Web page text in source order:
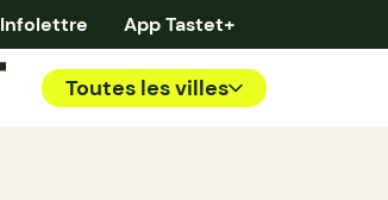
Infolettre App Tastet+
Toutes les villes